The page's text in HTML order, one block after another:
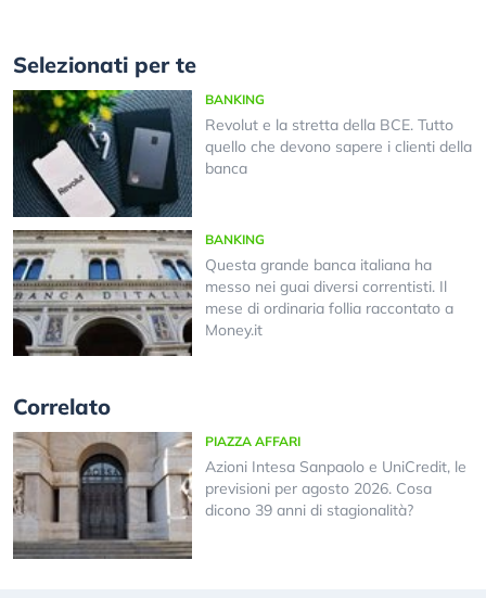
Selezionati per te
BANKING
Revolut e la stretta della BCE. Tutto
quello che devono sapere i clienti della
banca
BANKING
Questa grande banca italiana ha
messo nei guai diversi correntisti. Il
mese di ordinaria follia raccontato a
Money.it
Correlato
PIAZZA AFFARI
Azioni Intesa Sanpaolo e UniCredit, le
previsioni per agosto 2026. Cosa
dicono 39 anni di stagionalità?